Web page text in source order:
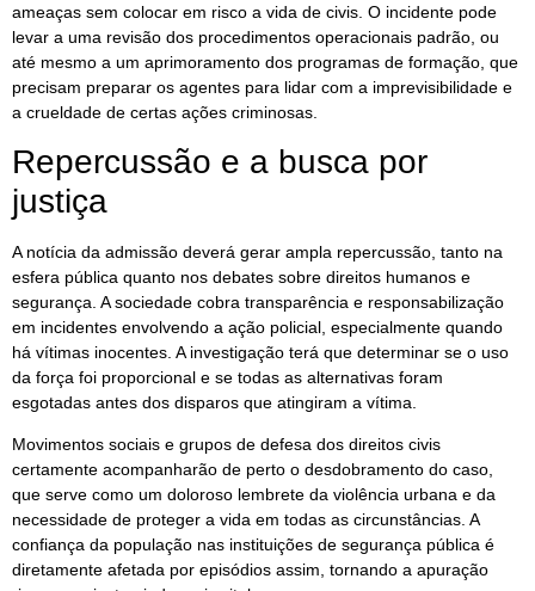
ameaças sem colocar em risco a vida de civis. O incidente pode
levar a uma revisão dos procedimentos operacionais padrão, ou
até mesmo a um aprimoramento dos programas de formação, que
precisam preparar os agentes para lidar com a imprevisibilidade e
a crueldade de certas ações criminosas.
Repercussão e a busca por
justiça
A notícia da admissão deverá gerar ampla repercussão, tanto na
esfera pública quanto nos debates sobre direitos humanos e
segurança. A sociedade cobra transparência e responsabilização
em incidentes envolvendo a ação policial, especialmente quando
há vítimas inocentes. A investigação terá que determinar se o uso
da força foi proporcional e se todas as alternativas foram
esgotadas antes dos disparos que atingiram a vítima.
Movimentos sociais e grupos de defesa dos direitos civis
certamente acompanharão de perto o desdobramento do caso,
que serve como um doloroso lembrete da violência urbana e da
necessidade de proteger a vida em todas as circunstâncias. A
confiança da população nas instituições de segurança pública é
diretamente afetada por episódios assim, tornando a apuração